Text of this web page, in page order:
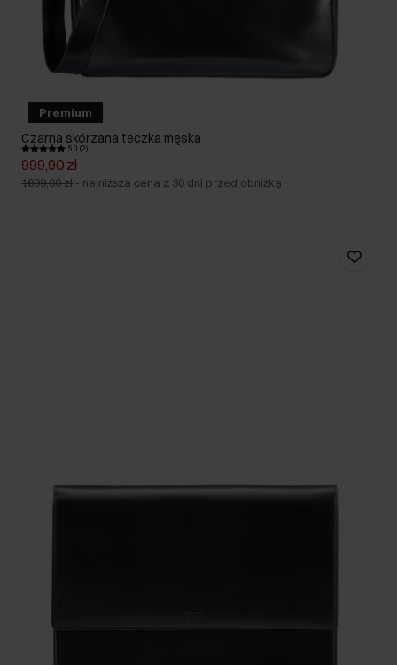
Premium
Czarna skórzana teczka męska
5.0 (2)
999,90 zł
1699,00 zł - najniższa cena z 30 dni przed obniżką